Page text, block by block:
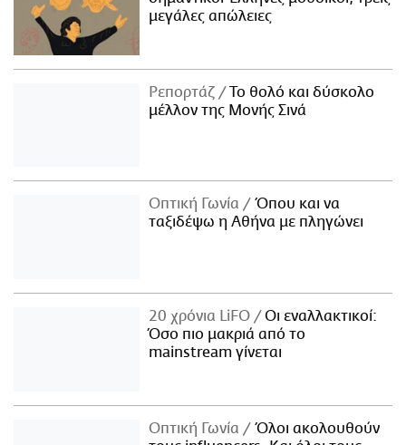
μεγάλες απώλειες
Ρεπορτάζ
Το θολό και δύσκολο
μέλλον της Μονής Σινά
Οπτική Γωνία
Όπου και να
ταξιδέψω η Αθήνα με πληγώνει
20 χρόνια LiFO
Οι εναλλακτικοί:
Όσο πιο μακριά από το
mainstream γίνεται
Οπτική Γωνία
Όλοι ακολουθούν